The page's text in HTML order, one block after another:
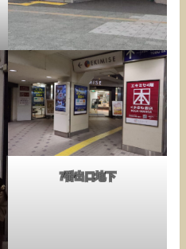
7番出口地下